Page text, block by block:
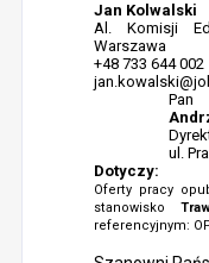
Jan Kolwalski
Al. Komisji
Warszawa
+48 733 644 002
Pan
ul.
Dotyczy:
Oferty pracy
stanowisko
referencyjnym: